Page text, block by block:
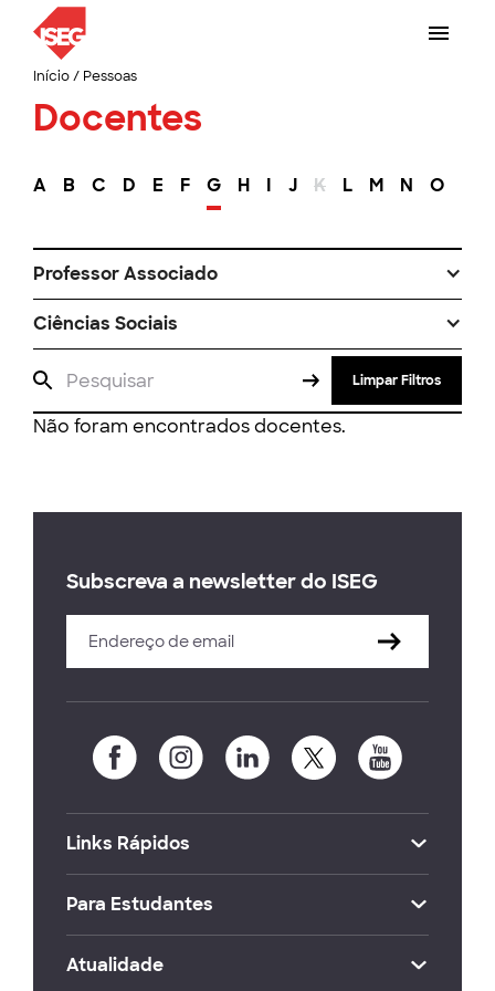
Início/ Pessoas
Docentes
A B C D E F G H I J K L M N O
Professor Associado
Ciências Sociais
Limpar Filtros
Não foram encontrados docentes.
Subscreva a newsletter do ISEG
Links Rápidos
Para Estudantes
Atualidade